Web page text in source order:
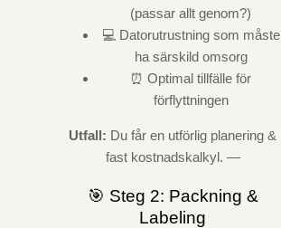
(passar allt genom?)
💻 Datorutrustning som måste
ha särskild omsorg
⏰ Optimal tillfälle för
förflyttningen
Utfall: Du får en utförlig planering &
fast kostnadskalkyl. —
🎯 Steg 2: Packning &
Labeling